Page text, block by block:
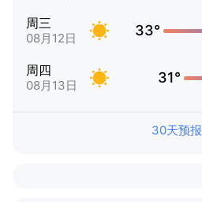
周三
08月12日 33°
周四
08月13日 31°
30天预报